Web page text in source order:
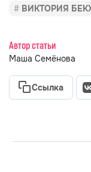
ВИКТОРИЯ
Автор статьи
Маша Семёнова
Ссылка